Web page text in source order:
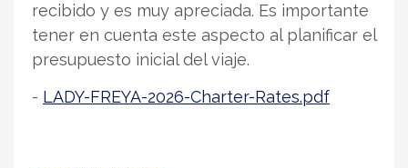
recibido y es muy apreciada. Es importante
tener en cuenta este aspecto al planificar el
presupuesto inicial del viaje.
- LADY-FREYA-2026-Charter-Rates.pdf